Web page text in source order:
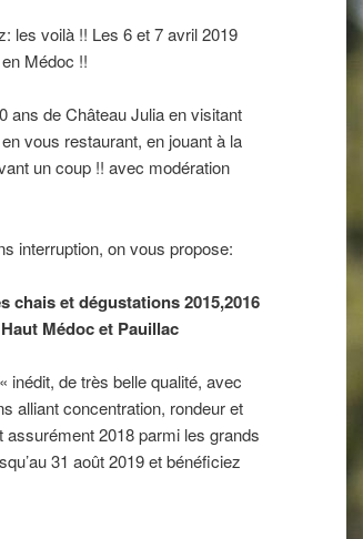
les voilà !! Les 6 et 7 avril 2019
Médoc !!
ans de Château Julia en visitant
vous restaurant, en jouant à la
un coup !! avec modération
interruption, on vous propose:
chais et dégustations 2015,2016
Médoc et Pauillac
« inédit, de très belle qualité, avec
alliant concentration, rondeur et
2018 parmi les grands
31 août 2019 et bénéficiez